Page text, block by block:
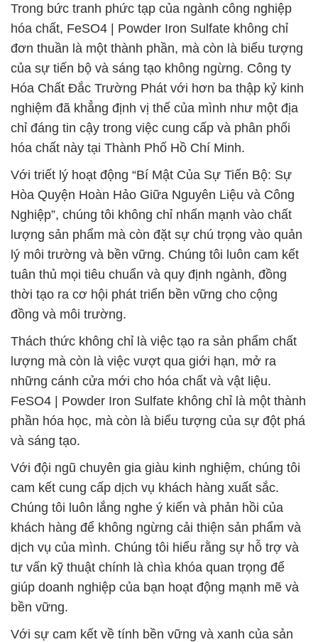
Trong bức tranh phức tạp của ngành công nghiệp
hóa chất, FeSO4 | Powder Iron Sulfate không chỉ
đơn thuần là một thành phần, mà còn là biểu tượng
của sự tiến bộ và sáng tạo không ngừng. Công ty
Hóa Chất Đắc Trường Phát với hơn ba thập kỷ kinh
nghiệm đã khẳng định vị thế của mình như một địa
chỉ đáng tin cậy trong việc cung cấp và phân phối
hóa chất này tại Thành Phố Hồ Chí Minh.
Với triết lý hoạt động “Bí Mật Của Sự Tiến Bộ: Sự
Hòa Quyện Hoàn Hảo Giữa Nguyên Liệu và Công
Nghiệp”, chúng tôi không chỉ nhấn mạnh vào chất
lượng sản phẩm mà còn đặt sự chú trọng vào quản
lý môi trường và bền vững. Chúng tôi luôn cam kết
tuân thủ mọi tiêu chuẩn và quy định ngành, đồng
thời tạo ra cơ hội phát triển bền vững cho cộng
đồng và môi trường.
Thách thức không chỉ là việc tạo ra sản phẩm chất
lượng mà còn là việc vượt qua giới hạn, mở ra
những cánh cửa mới cho hóa chất và vật liệu.
FeSO4 | Powder Iron Sulfate không chỉ là một thành
phần hóa học, mà còn là biểu tượng của sự đột phá
và sáng tạo.
Với đội ngũ chuyên gia giàu kinh nghiệm, chúng tôi
cam kết cung cấp dịch vụ khách hàng xuất sắc.
Chúng tôi luôn lắng nghe ý kiến và phản hồi của
khách hàng để không ngừng cải thiện sản phẩm và
dịch vụ của mình. Chúng tôi hiểu rằng sự hỗ trợ và
tư vấn kỹ thuật chính là chìa khóa quan trọng để
giúp doanh nghiệp của bạn hoạt động mạnh mẽ và
bền vững.
Với sự cam kết về tính bền vững và xanh của sản